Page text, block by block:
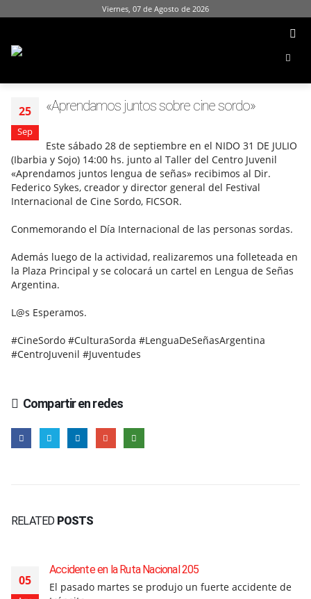
Viernes, 07 de Agosto de 2026
25
Sep
«Aprendamos juntos sobre cine sordo»
Este sábado 28 de septiembre en el NIDO 31 DE JULIO
(Ibarbia y Sojo) 14:00 hs. junto al Taller del Centro Juvenil
«Aprendamos juntos lengua de señas» recibimos al Dir.
Federico Sykes, creador y director general del Festival
Internacional de Cine Sordo, FICSOR.
Conmemorando el Día Internacional de las personas sordas.
Además luego de la actividad, realizaremos una folleteada en
la Plaza Principal y se colocará un cartel en Lengua de Señas
Argentina.
L@s Esperamos.
#CineSordo #CulturaSorda #LenguaDeSeñasArgentina
#CentroJuvenil #Juventudes
Compartir en redes
RELATED POSTS
05
Accidente en la Ruta Nacional 205
El pasado martes se produjo un fuerte accidente de